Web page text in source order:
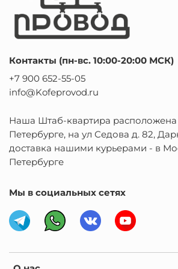
Контакты (пн-вс. 10:00-20:00 МСК)
+7 900 652-55-05
info@Kofeprovod.ru
Наша Штаб-квартира расположена
Петербурге, на ул Седова д. 82,
доставка нашими курьерами - в
Петербурге
Мы в социальных сетях